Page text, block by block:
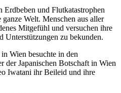
und Flutkatastrophen
Welt. Menschen aus aller
Mitgefühl und versuchen ihre
Unterstützungen zu bekunden.
Wien besuchte in den
der Japanischen Botschaft in Wien
Iwatani ihr Beileid und ihre